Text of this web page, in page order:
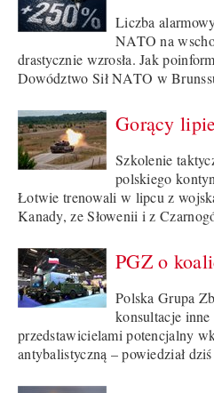
Liczba
NATO na
drastycznie wzrosła. Jak
Dowództwo Sił NATO w
Gorący
Szkolenie
polskiego
Łotwie trenowali w lipcu z
Kanady, ze Słowenii i z
PGZ o
Polska Grupa
konsultacje
przedstawicielami potencjalny
antybalistyczną – powiedział